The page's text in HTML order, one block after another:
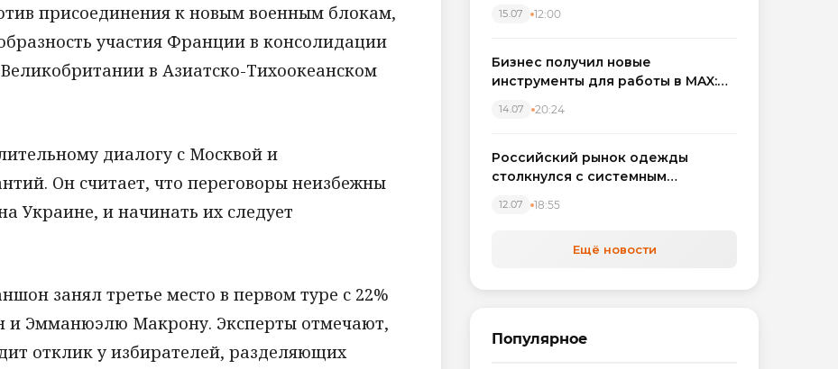
присоединения к новым военным блокам,
участия Франции в консолидации
в Азиатско-Тихоокеанском
диалогу с Москвой и
Он считает, что переговоры неизбежны
Украине, и начинать их следует
занял третье место в первом туре с 22%
и Эмманюэлю Макрону. Эксперты отмечают,
отклик у избирателей, разделяющих
15.07 12:00
Бизнес получил новые
инструменты для работы в MAX:
автоматизируют обработку
14.07 20:24
Российский рынок одежды
столкнулся с системным
12.07 18:55
Ещё новости
Популярное